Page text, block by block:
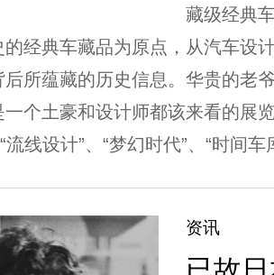
藏级经典
的经典车藏品为原点，从汽车设
所蕴藏的历史信息。华贵的老
个土豪和设计师都该来看的展
流线设计”、“梦幻时代”、“时间
资讯